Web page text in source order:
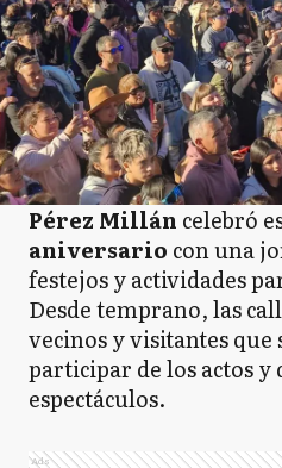
Pérez Millán celebró
aniversario con una
festejos y actividades
Desde temprano, las
vecinos y visitantes que
participar de los actos
espectáculos.
Ads